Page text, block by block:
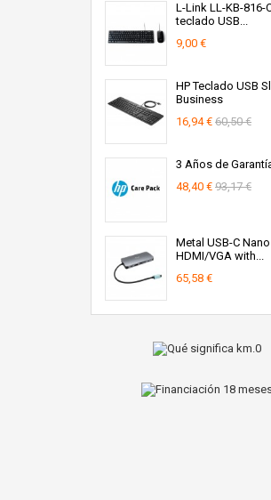
L-Link LL-KB-816-
teclado USB...
9,00 €
HP Teclado USB
Business
16,94 € 60,50 €
3 Años de
48,40 € 93,17 €
Metal USB-C
HDMI/VGA with...
65,58 €